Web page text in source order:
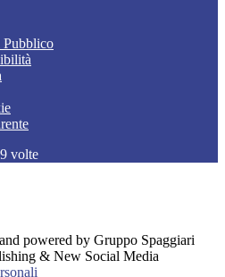
volte
powered by Gruppo Spaggiari
& New Social Media